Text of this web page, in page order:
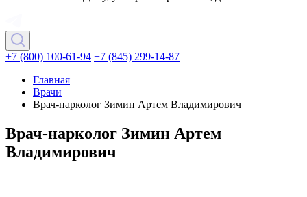
+7 (800) 100-61-94 +7 (845) 299-14-87
Главная
Врачи
Врач-нарколог Зимин Артем Владимирович
Врач-нарколог Зимин Артем
Владимирович